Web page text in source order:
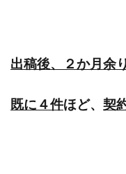
出稿後、２か月余り
既に４件ほど、 契